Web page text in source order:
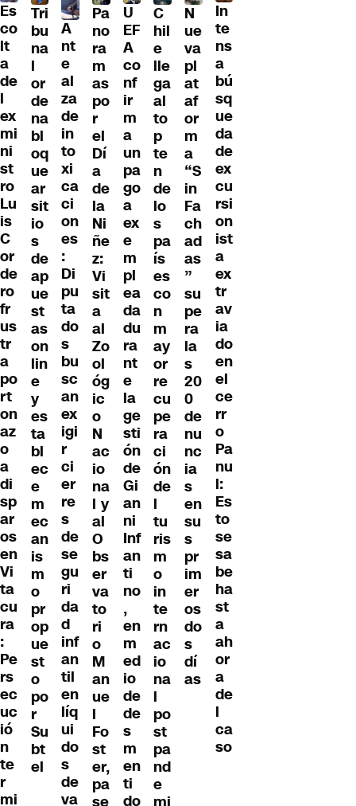
Es
co
lt
a
de
l
ex
mi
ni
st
ro
Lu
is
C
or
de
ro
fr
us
tr
a
po
rt
on
az
o
a
di
sp
ar
os
en
Vi
ta
cu
ra
:
Pe
rs
ec
uc
ió
n
te
r
mi
Tri
bu
na
l
or
de
na
bl
oq
ue
ar
sit
io
s
de
ap
ue
st
as
on
lin
e
y
es
ta
bl
ec
e
m
ec
an
is
m
o
pr
op
ue
st
o
po
r
Su
bt
el
A
nt
e
al
za
de
in
to
xi
ca
ci
on
es
:
Di
pu
ta
do
s
bu
sc
an
ex
igi
r
ci
er
re
s
de
se
gu
ri
da
d
inf
an
til
en
líq
ui
do
s
de
va
Pa
no
ra
m
as
po
r
el
Dí
a
de
la
Ni
ñe
z:
Vi
sit
a
al
Zo
ol
óg
ic
o
N
ac
io
na
l y
al
O
bs
er
va
to
ri
o
M
an
ue
l
Fo
st
er,
pa
se
U
EF
A
co
nf
ir
m
a
un
pa
go
a
ex
e
m
pl
ea
da
du
ra
nt
e
la
ge
sti
ón
de
Gi
an
ni
Inf
an
ti
no
,
en
m
ed
io
de
de
s
m
en
ti
do
C
hil
e
lle
ga
al
to
p
te
n
de
lo
s
pa
ís
es
co
n
m
ay
or
re
cu
pe
ra
ci
ón
de
l
tu
ris
m
o
in
te
rn
ac
io
na
l
po
st
pa
nd
e
mi
N
ue
va
pl
at
af
or
m
a
“S
in
Fa
ch
ad
as
”
su
pe
ra
la
s
20
0
de
nu
nc
ia
s
en
su
s
pr
im
er
os
do
s
dí
as
In
te
ns
a
bú
sq
ue
da
de
ex
cu
rsi
on
ist
a
ex
tr
av
ia
do
en
el
ce
rr
o
Pa
nu
l:
Es
to
se
sa
be
ha
st
a
ah
or
a
de
l
ca
so